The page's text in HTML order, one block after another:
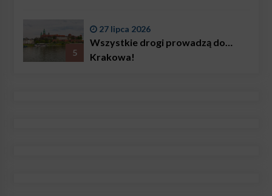
5
27 lipca 2026
Wszystkie drogi prowadzą do…
Krakowa!